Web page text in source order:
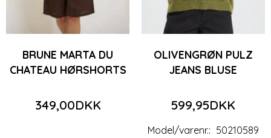
BRUNE MARTA DU
CHATEAU HØRSHORTS
349,00DKK
OLIVENGRØN PULZ
JEANS BLUSE
599,95DKK
Model/varenr.: 50210589